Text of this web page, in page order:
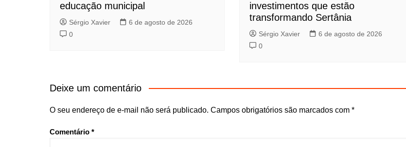
educação municipal
Sérgio Xavier
6 de agosto de 2026
0
investimentos que estão
transformando Sertânia
Sérgio Xavier
6 de agosto de 2026
0
Deixe um comentário
O seu endereço de e-mail não será publicado. Campos obrigatórios são marcados com *
Comentário *